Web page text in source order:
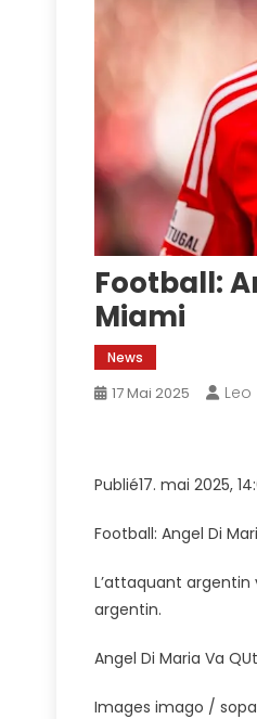
Football:
Miami
News
17 Mai 2025 Leo
Publié17. mai 2025,
Football: Angel Di
L’attaquant
argentin.
Angel Di Maria Va
Images imago / sopa